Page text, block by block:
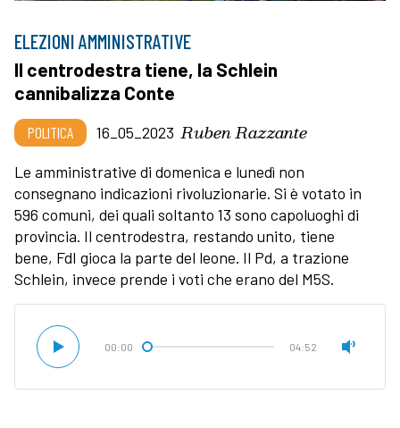
ELEZIONI AMMINISTRATIVE
Il centrodestra tiene, la Schlein
cannibalizza Conte
POLITICA 16_05_2023 Ruben Razzante
Le amministrative di domenica e lunedì non
consegnano indicazioni rivoluzionarie. Si è votato in
596 comuni, dei quali soltanto 13 sono capoluoghi di
provincia. Il centrodestra, restando unito, tiene
bene, FdI gioca la parte del leone. Il Pd, a trazione
Schlein, invece prende i voti che erano del M5S.
00:00 04:52